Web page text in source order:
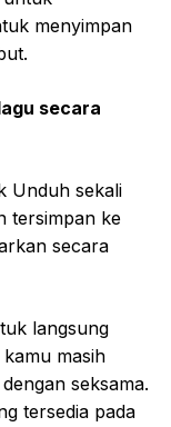
menyimpan
secara
Unduh sekali
tersimpan ke
secara
langsung
masih
seksama.
tersedia pada